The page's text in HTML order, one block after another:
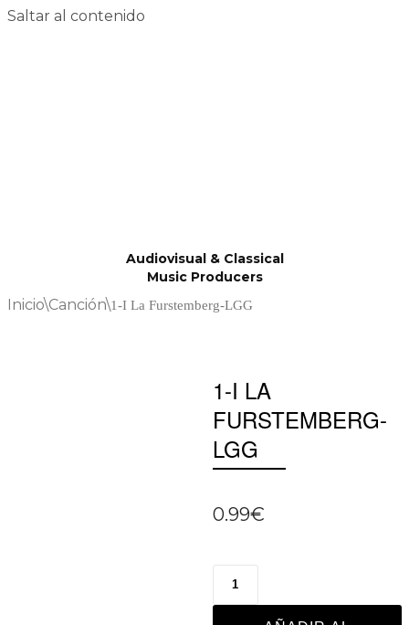
Saltar al contenido
Audiovisual & Classical
Music Producers
Inicio\Canción\1-I La Furstemberg-LGG
1-I LA
FURSTEMBERG-
LGG
0.99€